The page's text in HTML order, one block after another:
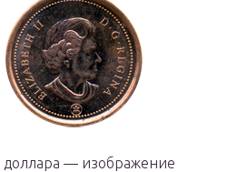
доллара — изображение